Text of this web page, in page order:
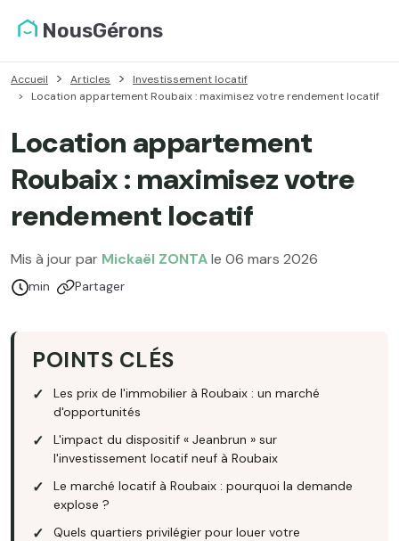
NousGérons
Accueil Articles
Investissement locatif
Location appartement Roubaix : maximisez votre rendement locatif
Location appartement
Roubaix : maximisez votre
rendement locatif
Mis à jour par Mickaël ZONTAle 06 mars 2026
Temps de lecture :
min Partager
POINTS CLÉS
Les prix de l'immobilier à Roubaix : un marché
d'opportunités
L'impact du dispositif « Jeanbrun » sur
l'investissement locatif neuf à Roubaix
Le marché locatif à Roubaix : pourquoi la demande
explose ?
Quels quartiers privilégier pour louer votre